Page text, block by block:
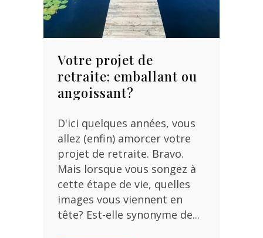
Votre projet de
retraite: emballant ou
angoissant?
D'ici quelques années, vous
allez (enfin) amorcer votre
projet de retraite. Bravo.
Mais lorsque vous songez à
cette étape de vie, quelles
images vous viennent en
tête? Est-elle synonyme de...